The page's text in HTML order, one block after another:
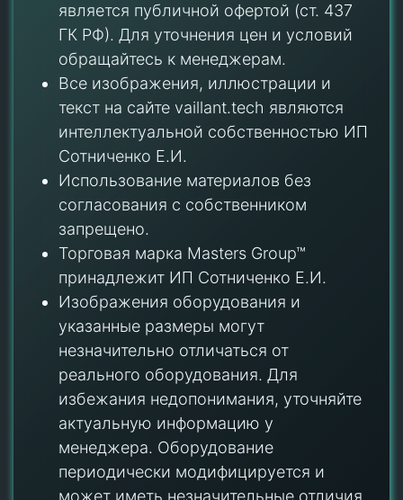
является публичной офертой (ст. 437
ГК РФ). Для уточнения цен и условий
обращайтесь к менеджерам.
Все изображения, иллюстрации и
текст на сайте vaillant.tech являются
интеллектуальной собственностью ИП
Сотниченко Е.И.
Использование материалов без
согласования с собственником
запрещено.
Торговая марка Masters Group™
принадлежит ИП Сотниченко Е.И.
Изображения оборудования и
указанные размеры могут
незначительно отличаться от
реального оборудования. Для
избежания недопонимания, уточняйте
актуальную информацию у
менеджера. Оборудование
периодически модифицируется и